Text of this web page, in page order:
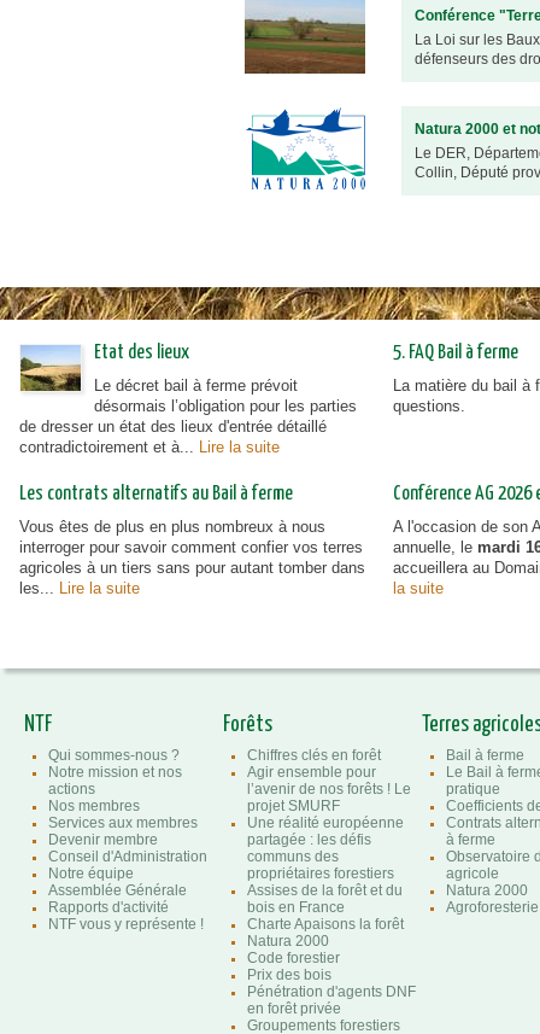
Conférence
La Loi sur les
défenseurs des
Natura 2000 et
Le DER,
Collin, Député
Etat des lieux
Le décret bail à ferme prévoit
désormais l’obligation pour les parties
de dresser un état des lieux d'entrée détaillé
contradictoirement et à... Lire la suite
5. FAQ Bail à ferme
La matière du bail à
questions.
Les contrats alternatifs au Bail à ferme
Vous êtes de plus en plus nombreux à nous
interroger pour savoir comment confier vos terres
agricoles à un tiers sans pour autant tomber dans
les... Lire la suite
Conférence AG
A l'occasion de son
annuelle, le mardi
accueillera au
la suite
NTF
Qui sommes-nous ?
Notre mission et nos
actions
Nos membres
Services aux membres
Devenir membre
Conseil d'Administration
Notre équipe
Assemblée Générale
Rapports d'activité
NTF vous y représente !
Forêts
Chiffres clés en forêt
Agir ensemble pour
l’avenir de nos forêts ! Le
projet SMURF
Une réalité européenne
partagée : les défis
communs des
propriétaires forestiers
Assises de la forêt et du
bois en France
Charte Apaisons la forêt
Natura 2000
Code forestier
Prix des bois
Pénétration d'agents DNF
en forêt privée
Groupements forestiers
Terres
Bail à ferme
Le Bail à
pratique
Coefficients
Contrats
à ferme
Observatoire
agricole
Natura 2000